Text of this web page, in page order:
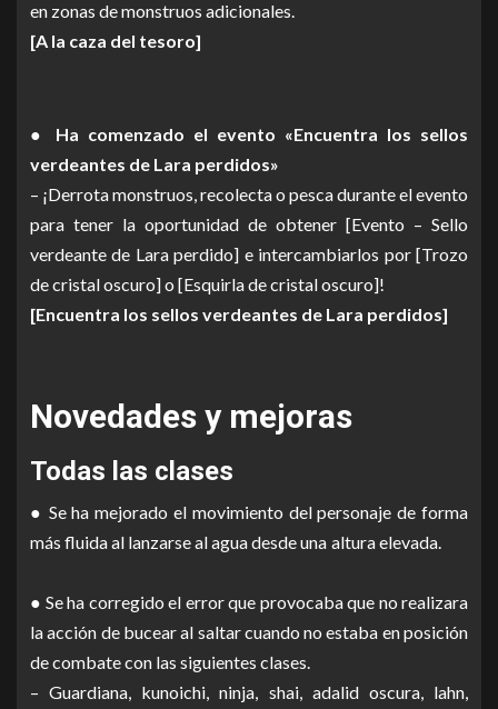
en zonas de monstruos adicionales.
[A la caza del tesoro]
● Ha comenzado el evento «Encuentra los sellos
verdeantes de Lara perdidos»
– ¡Derrota monstruos, recolecta o pesca durante el evento
para tener la oportunidad de obtener [Evento – Sello
verdeante de Lara perdido] e intercambiarlos por [Trozo
de cristal oscuro] o [Esquirla de cristal oscuro]!
[Encuentra los sellos verdeantes de Lara perdidos]
Novedades y mejoras
Todas las clases
● Se ha mejorado el movimiento del personaje de forma
más fluida al lanzarse al agua desde una altura elevada.
● Se ha corregido el error que provocaba que no realizara
la acción de bucear al saltar cuando no estaba en posición
de combate con las siguientes clases.
– Guardiana, kunoichi, ninja, shai, adalid oscura, lahn,